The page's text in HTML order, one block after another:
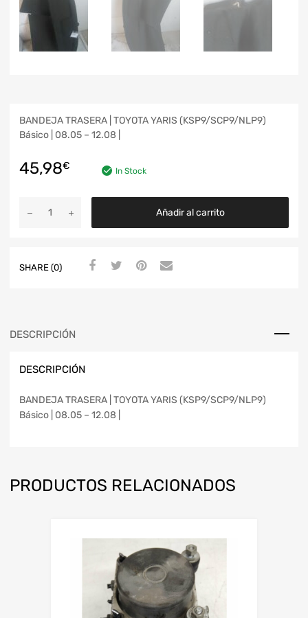
BANDEJA TRASERA | TOYOTA YARIS (KSP9/SCP9/NLP9)
Básico | 08.05 – 12.08 |
45,98€ In Stock
Añadir al carrito
SHARE (0)
DESCRIPCIÓN
DESCRIPCIÓN
BANDEJA TRASERA | TOYOTA YARIS (KSP9/SCP9/NLP9)
Básico | 08.05 – 12.08 |
PRODUCTOS RELACIONADOS